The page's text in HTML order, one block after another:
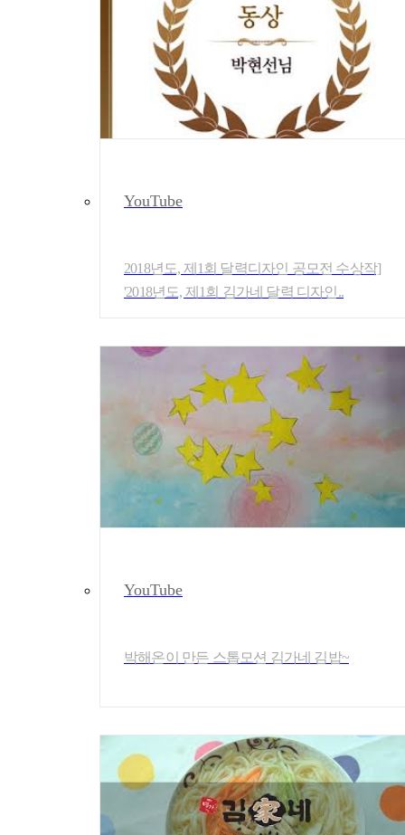
YouTube
2018년도, 제1회 달력디자인 공모전 수상작]
'2018년도, 제1회 김가네 달력 디자인..
YouTube
박해온이 만든 스톱모션 김가네 김밥~